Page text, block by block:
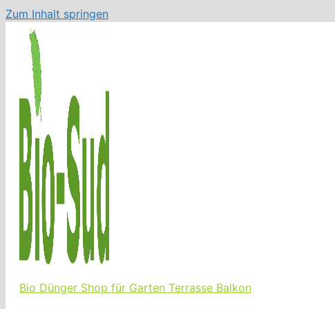
Zum Inhalt springen
Bio Dünger Shop für Garten Terrasse Balkon